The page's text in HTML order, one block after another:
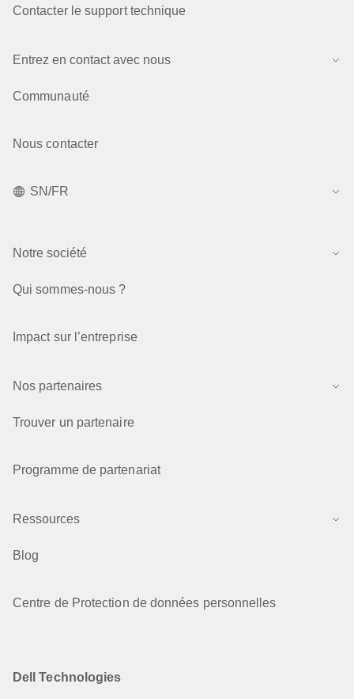
Contacter le support technique
Entrez en contact avec nous
Communauté
Nous contacter
SN/FR
Notre société
Qui sommes-nous ?
Impact sur l’entreprise
Nos partenaires
Trouver un partenaire
Programme de partenariat
Ressources
Blog
Centre de Protection de données personnelles
Dell Technologies